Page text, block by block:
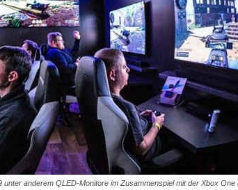
anderem QLED-Monitore im Zusammenspiel mit der Xbox One